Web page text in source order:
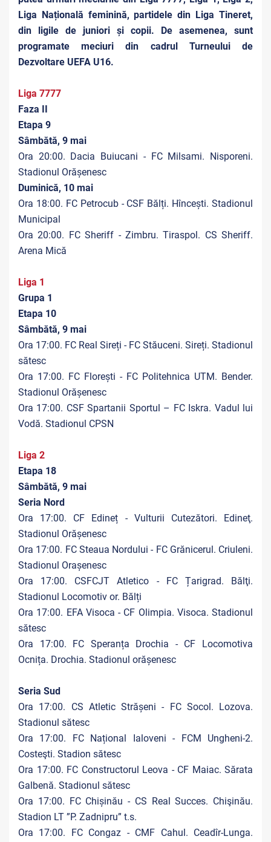
Liga Națională feminină, partidele din Liga Tineret,
din ligile de juniori și copii. De asemenea, sunt
programate meciuri din cadrul Turneului de
Dezvoltare UEFA U16.
Liga 7777
Faza II
Etapa 9
Sâmbătă, 9 mai
Ora 20:00. Dacia Buiucani - FC Milsami. Nisporeni.
Stadionul Orășenesc
Duminică, 10 mai
Ora 18:00. FC Petrocub - CSF Bălți. Hîncești. Stadionul
Municipal
Ora 20:00. FC Sheriff - Zimbru. Tiraspol. CS Sheriff.
Arena Mică
Liga 1
Grupa 1
Etapa 10
Sâmbătă, 9 mai
Ora 17:00. FC Real Sireți - FC Stăuceni. Sireți. Stadionul
sătesc
Ora 17:00. FC Florești - FC Politehnica UTM. Bender.
Stadionul Orășenesc
Ora 17:00. CSF Spartanii Sportul – FC Iskra. Vadul lui
Vodă. Stadionul CPSN
Liga 2
Etapa 18
Sâmbătă, 9 mai
Seria Nord
Ora 17:00. CF Edineț - Vulturii Cutezători. Edineţ.
Stadionul Orășenesc
Ora 17:00. FC Steaua Nordului - FC Grănicerul. Criuleni.
Stadionul Orașenesc
Ora 17:00. CSFCJT Atletico - FC Țarigrad. Bălţi.
Stadionul Locomotiv or. Bălți
Ora 17:00. EFA Visoca - CF Olimpia. Visoca. Stadionul
sătesc
Ora 17:00. FC Speranța Drochia - CF Locomotiva
Ocnița. Drochia. Stadionul orășenesc
Seria Sud
Ora 17:00. CS Atletic Strășeni - FC Socol. Lozova.
Stadionul sătesc
Ora 17:00. FC Național Ialoveni - FCM Ungheni-2.
Costeşti. Stadion sătesc
Ora 17:00. FC Constructorul Leova - CF Maiac. Sărata
Galbenă. Stadionul sătesc
Ora 17:00. FC Chișinău - CS Real Succes. Chişinău.
Stadion LT ”P. Zadnipru” t.s.
Ora 17:00. FC Congaz - CMF Cahul. Ceadîr-Lunga.